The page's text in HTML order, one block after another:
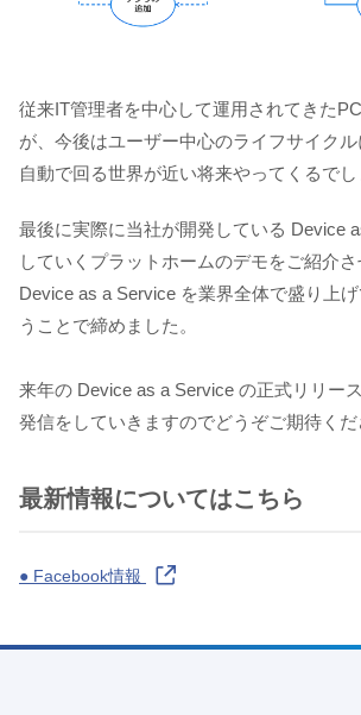
従来IT管理者を中心して運用されてきた
が、今後はユーザー中心のライフサイク
自動で回る世界が近い将来やってくるでし
最後に実際に当社が開発している Device
していくプラットホームのデモをご紹介さ
Device as a Service を業界全体で盛り上
うことで締めました。
来年の Device as a Service の正式リリー
発信をしていきますのでどうぞご期待くだ
最新情報についてはこちら
● Facebook情報